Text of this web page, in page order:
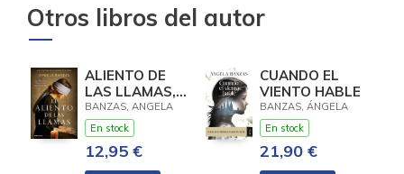
Otros libros del autor
ALIENTO DE
LAS LLAMAS,
EL
BANZAS, ANGELA
En stock
12,95 €
CUANDO EL
VIENTO HABLE
BANZAS, ÁNGELA
En stock
21,90 €